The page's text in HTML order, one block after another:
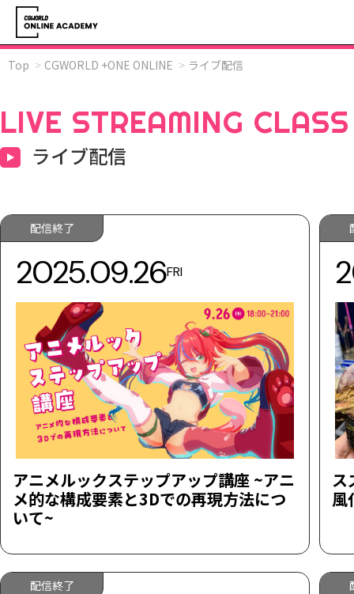
Top CGWORLD +ONE ONLINE ライブ配信
LIVE STREAMING CLASS
ライブ配信
配信終了
2025.09.26FRI
アニメルックステップアップ講座 ~アニ
メ的な構成要素と3Dでの再現方法につ
いて~
ス
風
配信終了